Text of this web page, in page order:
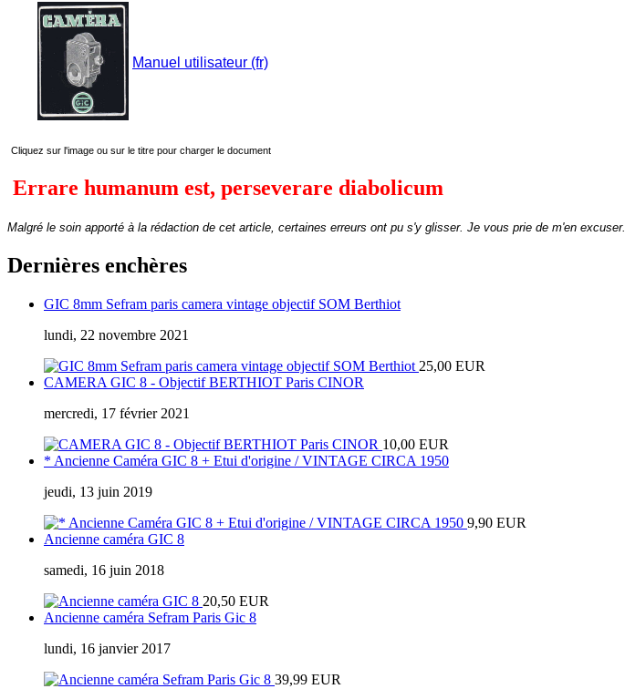
Manuel utilisateur (fr)
Cliquez sur l'image ou sur le titre pour charger le document
Errare humanum est, perseverare diabolicum
Malgré le soin apporté à la rédaction de cet article, certaines erreurs ont pu s'y glisser. Je vous prie de m'en excuser.
Dernières enchères
GIC 8mm Sefram paris camera vintage objectif SOM Berthiot
lundi, 22 novembre 2021
25,00 EUR
CAMERA GIC 8 - Objectif BERTHIOT Paris CINOR
mercredi, 17 février 2021
10,00 EUR
* Ancienne Caméra GIC 8 + Etui d'origine / VINTAGE CIRCA 1950
jeudi, 13 juin 2019
9,90 EUR
Ancienne caméra GIC 8
samedi, 16 juin 2018
20,50 EUR
Ancienne caméra Sefram Paris Gic 8
lundi, 16 janvier 2017
39,99 EUR